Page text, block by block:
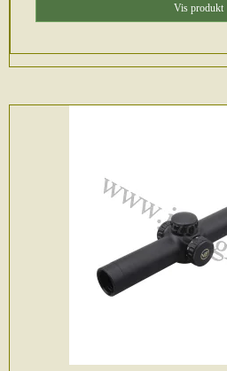
Vis produkt